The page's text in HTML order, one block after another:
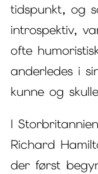
tidspunkt, og
introspektiv,
ofte
anderledes i
kunne og
I
Richard
der først